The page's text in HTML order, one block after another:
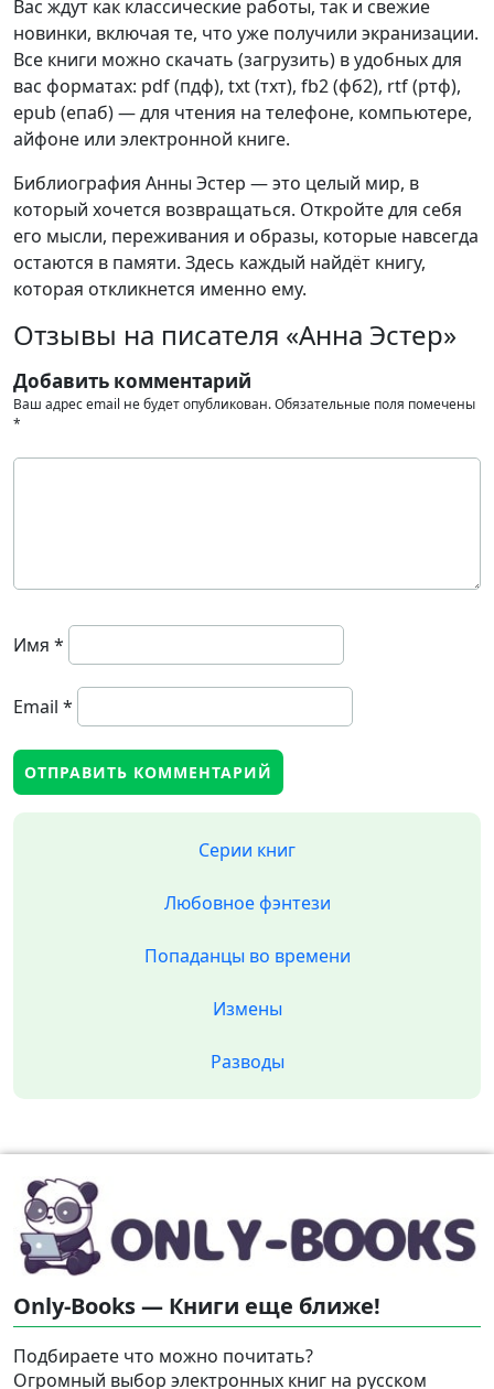
Вас ждут как классические работы, так и свежие
новинки, включая те, что уже получили экранизации.
Все книги можно скачать (загрузить) в удобных для
вас форматах: pdf (пдф), txt (тхт), fb2 (фб2), rtf (ртф),
epub (епаб) — для чтения на телефоне, компьютере,
айфоне или электронной книге.
Библиография Анны Эстер — это целый мир, в
который хочется возвращаться. Откройте для себя
его мысли, переживания и образы, которые навсегда
остаются в памяти. Здесь каждый найдёт книгу,
которая откликнется именно ему.
Отзывы на писателя «Анна Эстер»
Добавить комментарий
Ваш адрес email не будет опубликован.Обязательные поля помечены
*
Имя *
Email *
Серии книг
Любовное фэнтези
Попаданцы во времени
Измены
Разводы
Only-Books — Книги еще ближе!
Подбираете что можно почитать?
Огромный выбор электронных книг на русском